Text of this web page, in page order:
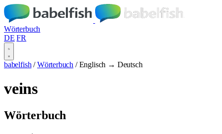
Wörterbuch
DE FR
babelfish / Wörterbuch / Englisch → Deutsch
veins
Wörterbuch